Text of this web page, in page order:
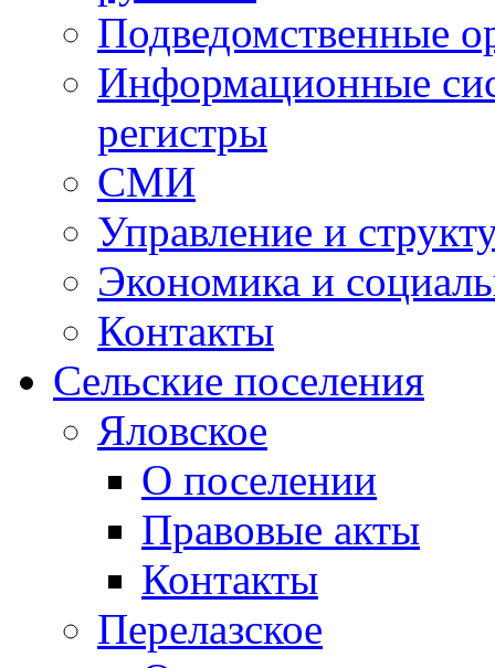
Подведомственные
Информационные
регистры
СМИ
Управление и
Экономика и
Контакты
Сельские поселения
Яловское
О поселении
Правовые акты
Контакты
Перелазское